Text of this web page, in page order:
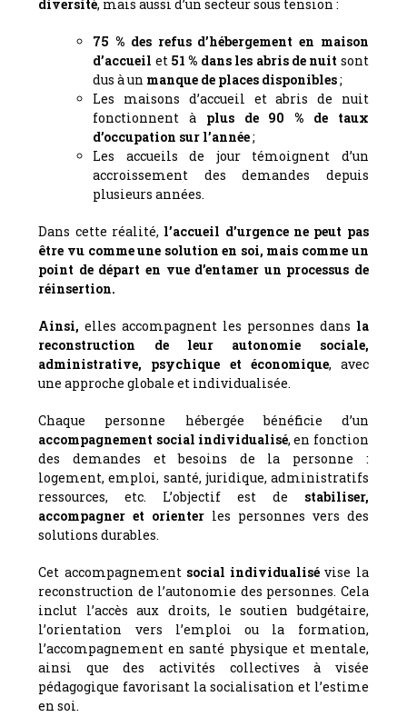
diversité, mais aussi d’un secteur sous tension :
75 % des refus d’hébergement en maison
d’accueil et 51 % dans les abris de nuit sont
dus à un manque de places disponibles;
Les maisons d’accueil et abris de nuit
fonctionnent à plus de 90 % de taux
d’occupation sur l’année;
Les accueils de jour témoignent d’un
accroissement des demandes depuis
plusieurs années.
Dans cette réalité,l’accueil d’urgence ne peut pas
être vu comme une solution en soi, mais comme un
point de départ en vue d’entamer un processus de
réinsertion.
Ainsi,elles accompagnent les personnes dans la
reconstruction de leur autonomie sociale,
administrative, psychique et économique, avec
une approche globale et individualisée.
Chaque personne hébergée bénéficie d’un
accompagnement social individualisé, en fonction
des demandes et besoins de la personne :
logement, emploi, santé, juridique, administratifs
ressources, etc. L’objectif est de stabiliser,
accompagner et orienter les personnes vers des
solutions durables.
Cet accompagnementsocial individualisévise la
reconstruction de l’autonomie des personnes. Cela
inclut l’accès aux droits, le soutien budgétaire,
l’orientation vers l’emploi ou la formation,
l’accompagnement en santé physique et mentale,
ainsi que des activités collectives à visée
pédagogique favorisant la socialisation et l’estime
en soi.